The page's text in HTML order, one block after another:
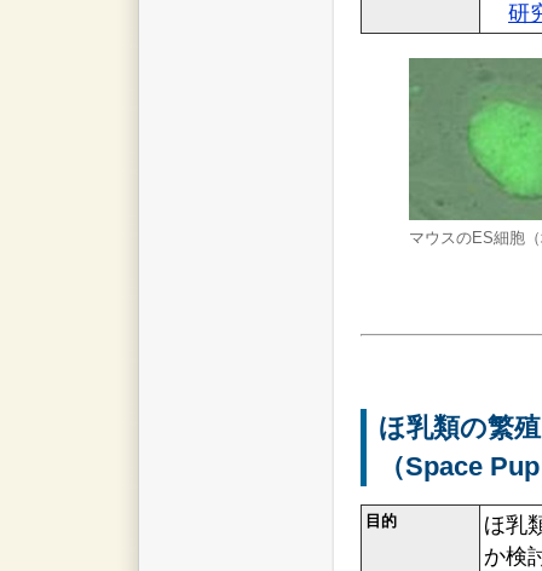
研
マウスのES細胞
ほ乳類の繁
（Space
目的
ほ乳
か検